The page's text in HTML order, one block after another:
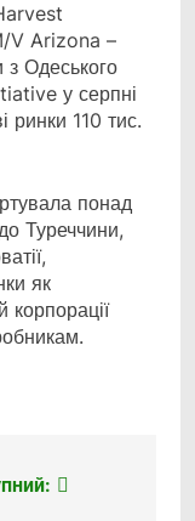
V Arizona –
Одеського
у серпні
ринки 110 тис.
понад
Туреччини,
як
корпорації